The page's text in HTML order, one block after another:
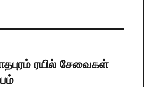
ரயில் சேவைகள்